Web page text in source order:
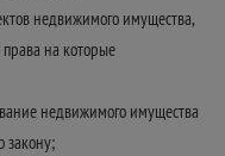
недвижимого имущества,
права на которые
недвижимого имущества
закону;